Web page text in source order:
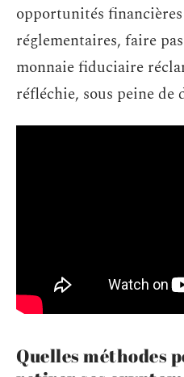
opportunités financières
réglementaires, faire
monnaie fiduciaire
réfléchie, sous peine de
Quelles méthodes